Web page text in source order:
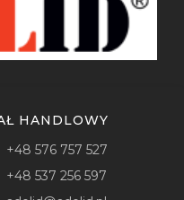
HANDLOWY
+48 576 757 527
+48 537 256 597